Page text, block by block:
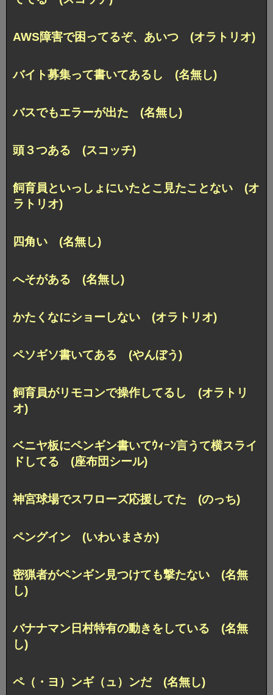
AWS障害で困ってるぞ、あいつ (オラトリオ)
バイト募集って書いてあるし (名無し)
バスでもエラーが出た (名無し)
頭３つある (スコッチ)
飼育員といっしょにいたとこ見たことない (オ
ラトリオ)
四角い (名無し)
へそがある (名無し)
かたくなにショーしない (オラトリオ)
ペソギソ書いてある (やんぼう)
飼育員がリモコンで操作してるし (オラトリ
オ)
ベニヤ板にペンギン書いてｳｨｰﾝ言うて横スライ
ドしてる (座布団シール)
神宮球場でスワローズ応援してた (のっち)
ペングイン (いわいまさか)
密猟者がペンギン見つけても撃たない (名無
し)
バナナマン日村特有の動きをしている (名無
し)
ペ（・ヨ）ンギ（ュ）ンだ (名無し)